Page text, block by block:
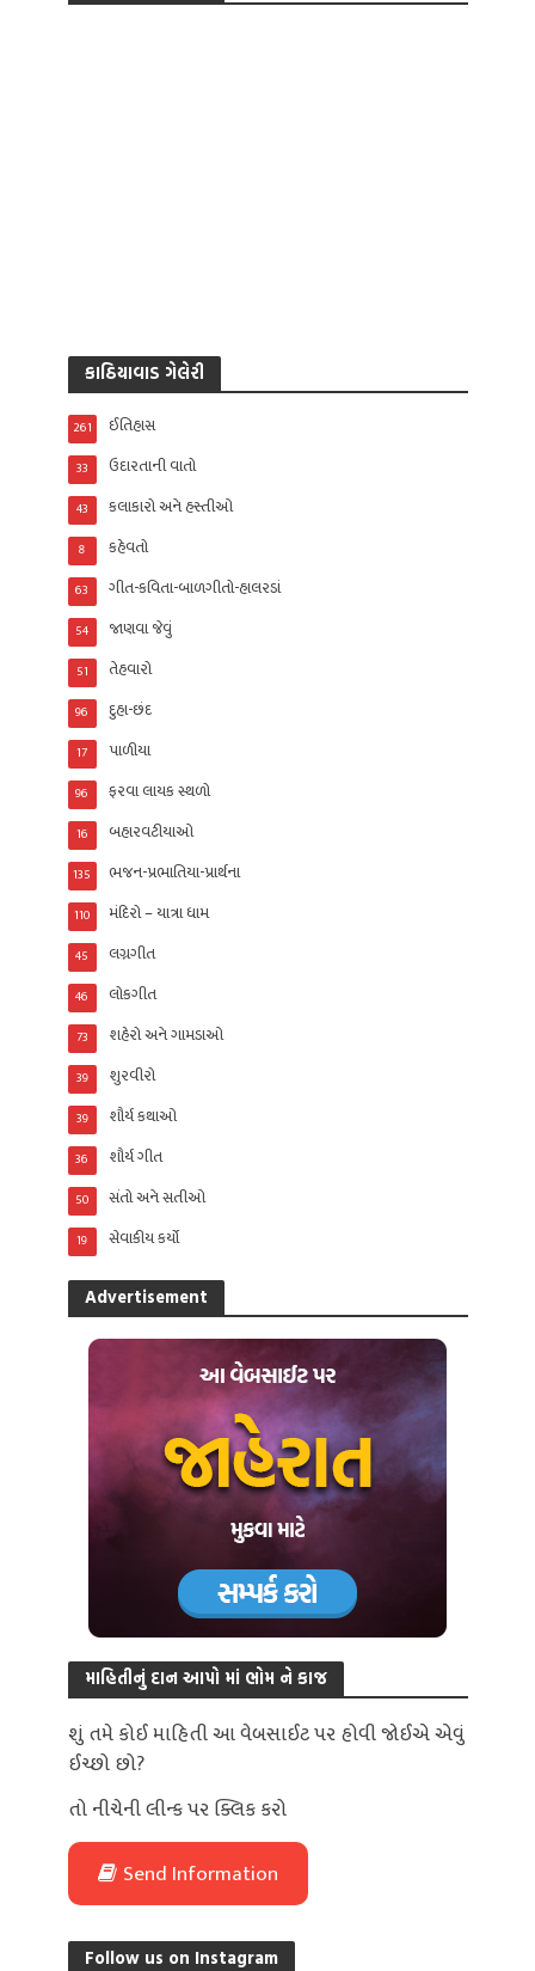
કાઠિયાવાડ ગેલેરી
ઈતિહાસ
261
ઉદારતાની વાતો
33
કલાકારો અને હસ્તીઓ
43
કહેવતો
8
ગીત-કવિતા-બાળગીતો-હાલરડાં
63
જાણવા જેવું
54
તેહવારો
51
દુહા-છંદ
96
પાળીયા
17
ફરવા લાયક સ્થળો
96
બહારવટીયાઓ
16
ભજન-પ્રભાતિયા-પ્રાર્થના
135
મંદિરો – યાત્રા ધામ
110
લગ્નગીત
45
લોકગીત
46
શહેરો અને ગામડાઓ
73
શુરવીરો
39
શૌર્ય કથાઓ
39
શૌર્ય ગીત
36
સંતો અને સતીઓ
50
સેવાકીય કર્યો
19
Advertisement
માહિતીનું દાન આપો માં ભોમ ને કાજ
શું તમે કોઈ માહિતી આ વેબસાઈટ પર હોવી જોઈએ એવું
ઈચ્છો છો?
તો નીચેની લીન્ક પર ક્લિક કરો
Send Information
Follow us on Instagram